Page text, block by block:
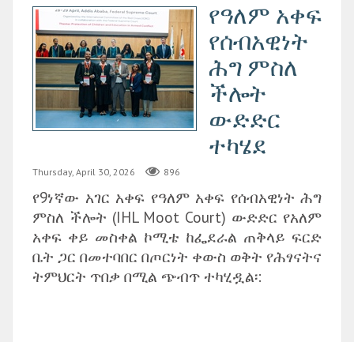
የዓለም አቀፍ
የሰብአዊነት
ሕግ ምስለ
ችሎት
ውድድር
ተካሄደ
Thursday, April 30, 2026 896
የ9ነኛው አገር አቀፍ የዓለም አቀፍ የሰብአዊነት ሕግ
ምስለ ችሎት (IHL Moot Court) ውድድር የአለም
አቀፍ ቀይ መስቀል ኮሚቴ ከፌደራል ጠቅላይ ፍርድ
ቤት ጋር በመተባበር በጦርነት ቀውስ ወቅት የሕፃናትና
ትምህርት ጥበቃ በሚል ጭብጥ ተካሂዷል፡: